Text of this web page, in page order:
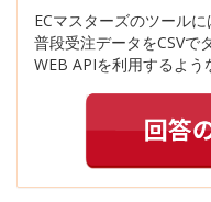
ECマスターズのツールに
普段受注データをCSVで
WEB APIを利用するよ